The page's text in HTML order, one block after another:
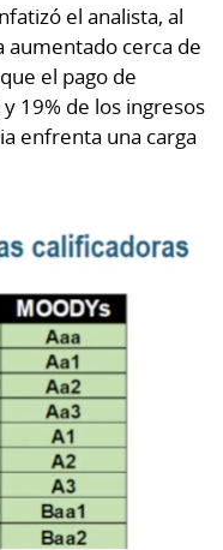
el analista, al
aumentado cerca de
el pago de
19% de los ingresos
enfrenta una carga